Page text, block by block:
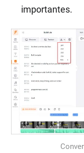
importantes.